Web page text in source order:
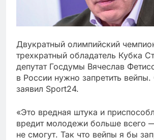
Двукратный олимпийский
трехкратный обладатель Кубка
депутат Госдумы Вячеслав
в России нужно запретить
заявил Sport24.
«Это вредная штука и
вредит молодежи больше всего
не смогут. Так что вейпы я бы